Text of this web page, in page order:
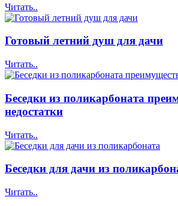
Читать..
Готовый летний душ для дачи
Читать..
Беседки из поликарбоната
недостатки
Читать..
Беседки для дачи из
Читать..